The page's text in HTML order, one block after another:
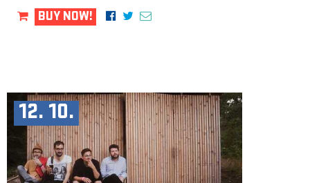
BUY NOW!
12. 10.